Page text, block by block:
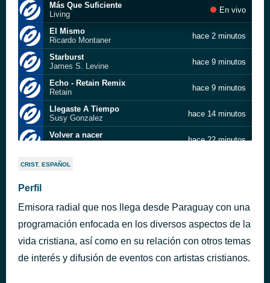
Más Que Suficiente
Living
En vivo
El Mismo
Ricardo Montaner
hace 2 minutos
Starburst
James S. Levine
hace 9 minutos
Echo - Retain Remix
Retain
hace 9 minutos
Llegaste A Tiempo
Susy Gonzalez
hace 14 minutos
Volver a nacer
hace 22 minutos
El Río Del Cielo feat. Ale Fdz
Tengo que danzar
Redimi2
It All Starts Now
The Afters
hace 1 hora
CRIST. ESPAÑOL
Perfil
Emisora radial que nos llega desde Paraguay con una
programación enfocada en los diversos aspectos de la
vida cristiana, así como en su relación con otros temas
de interés y difusión de eventos con artistas cristianos.